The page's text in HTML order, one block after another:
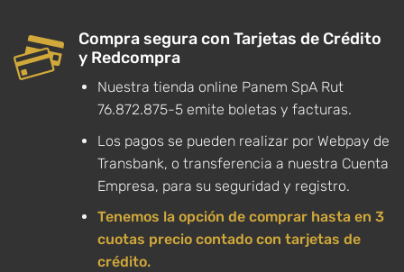
Compra segura con Tarjetas de Crédito
y Redcompra
Nuestra tienda online Panem SpA Rut
76.872.875-5 emite boletas y facturas.
Los pagos se pueden realizar por Webpay de
Transbank, o transferencia a nuestra Cuenta
Empresa, para su seguridad y registro.
Tenemos la opción de comprar hasta en 3
cuotas precio contado con tarjetas de
crédito.